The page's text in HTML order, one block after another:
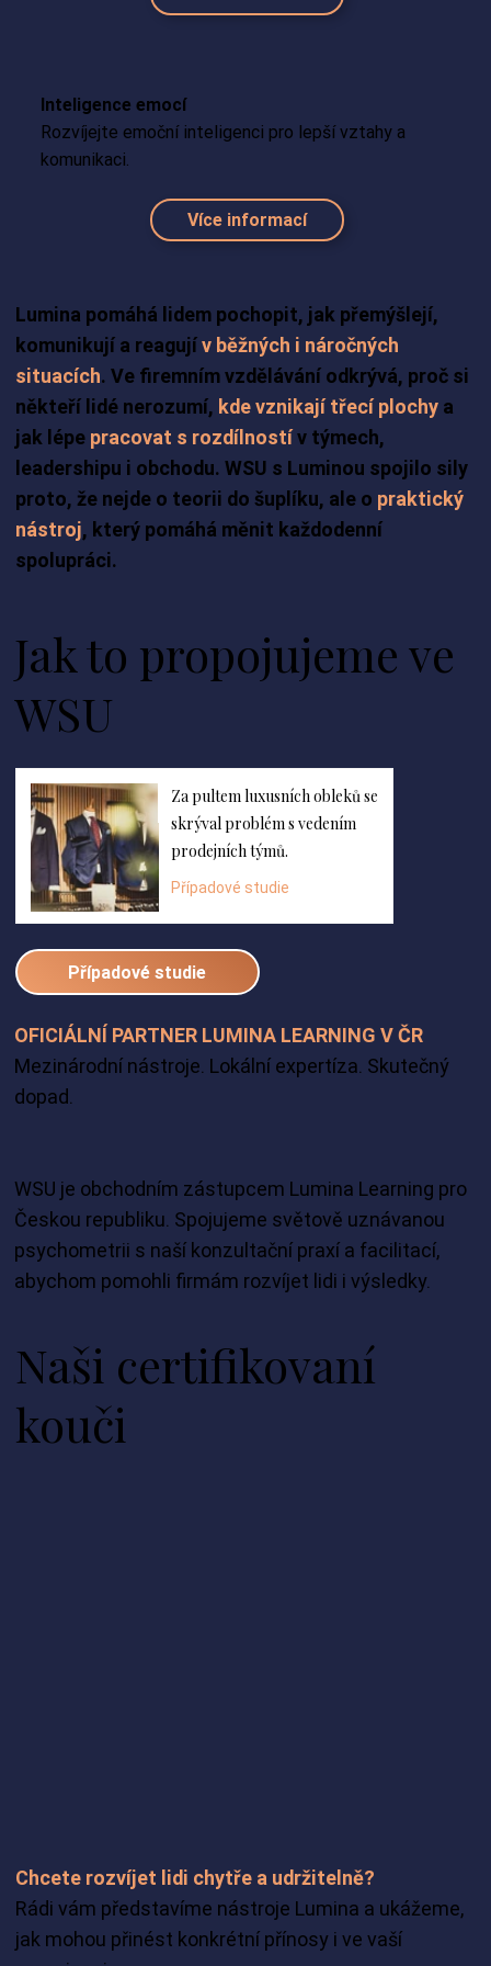
Inteligence emocí
Rozvíjejte emoční inteligenci pro lepší vztahy a
komunikaci.
Více informací
Lumina pomáhá lidem pochopit, jak přemýšlejí,
komunikují a reagujív běžných i náročných
situacích. Ve firemním vzdělávání odkrývá, proč si
někteří lidé nerozumí, kde vznikají třecí plochya
jak lépe pracovat s rozdílnostív týmech,
leadershipu i obchodu. WSU s Luminou spojilo sily
proto, že nejde o teorii do šuplíku, ale o praktický
nástroj, který pomáhá měnit každodenní
spolupráci.
Jak to propojujeme ve
WSU
Za pultem luxusních obleků se
skrýval problém s vedením
prodejních týmů.
Případové studie
Případové studie
OFICIÁLNÍ PARTNER LUMINA LEARNING V ČR
Mezinárodní nástroje. Lokální expertíza. Skutečný
dopad.
WSU je obchodním zástupcem Lumina Learning pro
Českou republiku. Spojujeme světově uznávanou
psychometrii s naší konzultační praxí a facilitací,
abychom pomohli firmám rozvíjet lidi i výsledky.
Naši certifikovaní
kouči
Chcete rozvíjet lidi chytře a udržitelně?
Rádi vám představíme nástroje Lumina a ukážeme,
jak mohou přinést konkrétní přínosy i ve vaší